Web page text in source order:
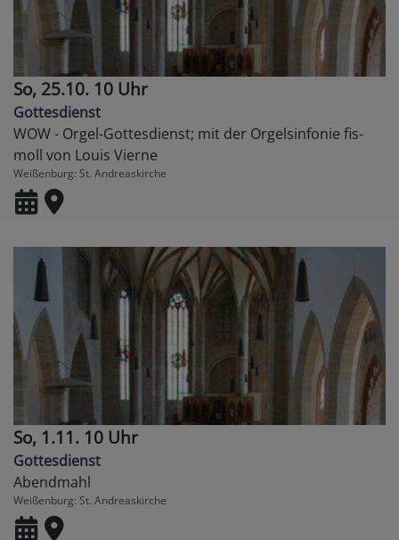
So, 25.10. 10 Uhr
Gottesdienst
WOW - Orgel-Gottesdienst; mit der Orgelsinfonie fis-
moll von Louis Vierne
Weißenburg St. Andreaskirche
So, 1.11. 10 Uhr
Gottesdienst
Abendmahl
Weißenburg St. Andreaskirche